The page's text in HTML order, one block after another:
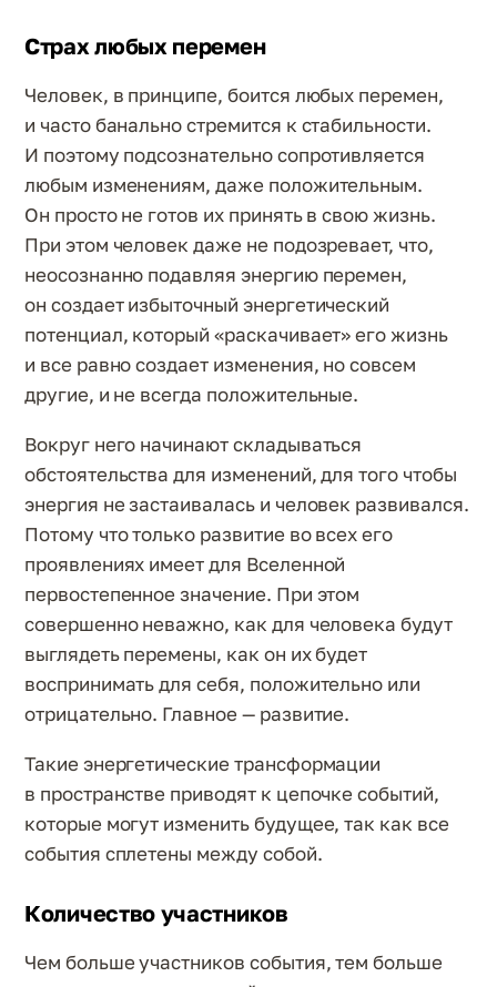
Страх любых перемен
Человек, в принципе, боится любых перемен,
и часто банально стремится к стабильности.
И поэтому подсознательно сопротивляется
любым изменениям, даже положительным.
Он просто не готов их принять в свою жизнь.
При этом человек даже не подозревает, что,
неосознанно подавляя энергию перемен,
он создает избыточный энергетический
потенциал, который «раскачивает» его жизнь
и все равно создает изменения, но совсем
другие, и не всегда положительные.
Вокруг него начинают складываться
обстоятельства для изменений, для того чтобы
энергия не застаивалась и человек развивался.
Потому что только развитие во всех его
проявлениях имеет для Вселенной
первостепенное значение. При этом
совершенно неважно, как для человека будут
выглядеть перемены, как он их будет
воспринимать для себя, положительно или
отрицательно. Главное — развитие.
Такие энергетические трансформации
в пространстве приводят к цепочке событий,
которые могут изменить будущее, так как все
события сплетены между собой.
Количество участников
Чем больше участников события, тем больше